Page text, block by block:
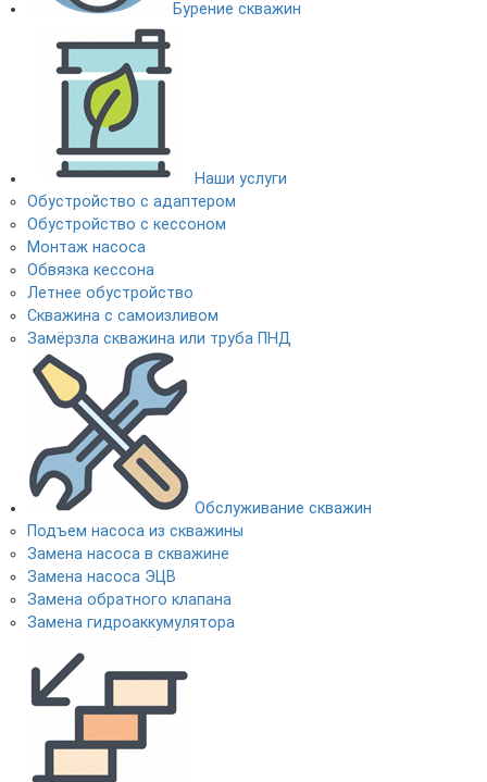
Бурение скважин
Наши услуги
Обустройство с адаптером
Обустройство с кессоном
Монтаж насоса
Обвязка кессона
Летнее обустройство
Скважина с самоизливом
Замёрзла скважина или труба ПНД
Обслуживание скважин
Подъем насоса из скважины
Замена насоса в скважине
Замена насоса ЭЦВ
Замена обратного клапана
Замена гидроаккумулятора